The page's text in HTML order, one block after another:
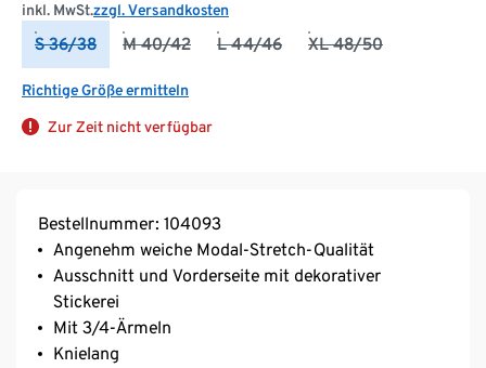
inkl. MwSt.zzgl. Versandkosten
S 36/38 M 40/42 L 44/46 XL 48/50
Richtige Größe ermitteln
Zur Zeit nicht verfügbar
Bestellnummer: 104093
Angenehm weiche Modal-Stretch-Qualität
Ausschnitt und Vorderseite mit dekorativer
Stickerei
Mit 3/4-Ärmeln
Knielang